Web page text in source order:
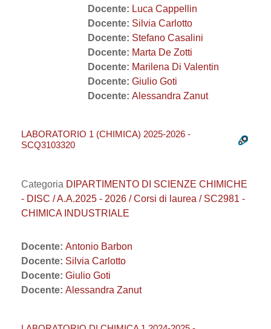
Docente: Luca Cappellin
Docente: Silvia Carlotto
Docente: Stefano Casalini
Docente: Marta De Zotti
Docente: Marilena Di Valentin
Docente: Giulio Goti
Docente: Alessandra Zanut
LABORATORIO 1 (CHIMICA) 2025-2026 -
SCQ3103320
Categoria DIPARTIMENTO DI SCIENZE CHIMICHE
- DISC / A.A.2025 - 2026 / Corsi di laurea / SC2981 -
CHIMICA INDUSTRIALE
Docente: Antonio Barbon
Docente: Silvia Carlotto
Docente: Giulio Goti
Docente: Alessandra Zanut